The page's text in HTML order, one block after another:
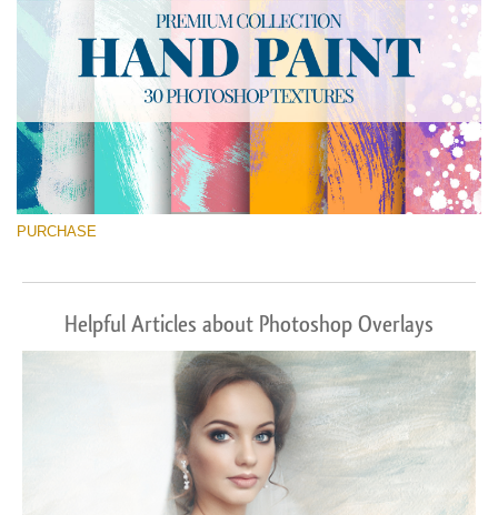
PURCHASE
Helpful Articles about Photoshop Overlays